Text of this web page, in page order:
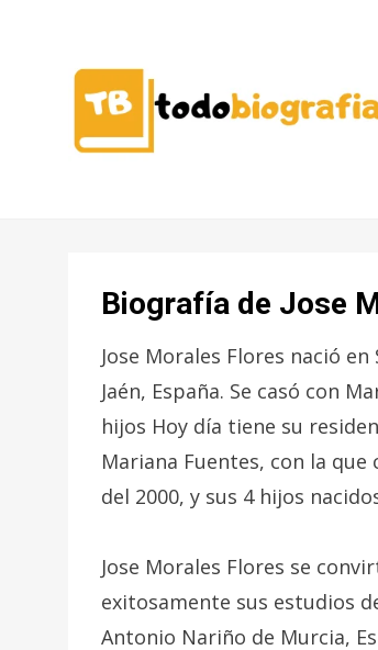
Biografía de Jose
Jose Morales Flores nació
Jaén, España. Se casó con
hijos Hoy día tiene su
Mariana Fuentes, con la
del 2000, y sus 4 hijos
Jose Morales Flores se
exitosamente sus estudios
Antonio Nariño de Murcia,